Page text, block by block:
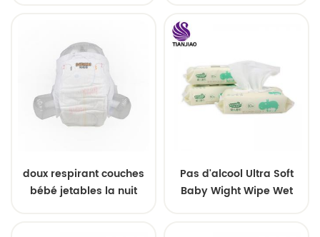
doux respirant couches
bébé jetables la nuit
Pas d'alcool Ultra Soft
Baby Wight Wipe Wet